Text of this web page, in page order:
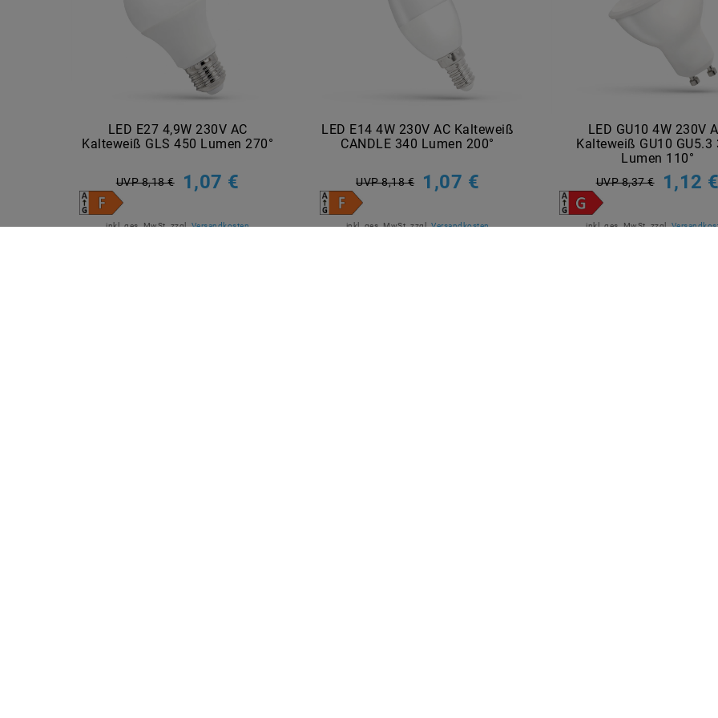
LED E27 4,9W 230V AC
Kalteweiß GLS 450 Lumen 270°
UVP 8,18 € 1,07 €
inkl. ges. MwSt.zzgl.Versandkosten
LED E14 4W 230V AC Kalteweiß
CANDLE 340 Lumen 200°
UVP 8,18 € 1,07 €
inkl. ges. MwSt.zzgl.Versandkosten
LED GU10 4W 230V
Kalteweiß GU10 GU5.3
Lumen 110°
UVP 8,37 € 1,12 €
inkl. ges. MwSt.zzgl.